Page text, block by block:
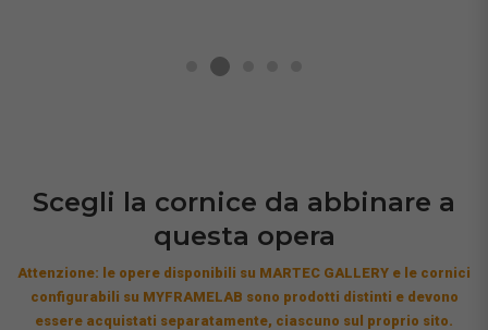
Scegli la cornice da abbinare a
questa opera
Attenzione: le opere disponibili su MARTEC GALLERY e le cornici
configurabili su MYFRAMELAB sono prodotti distinti e devono
essere acquistati separatamente, ciascuno sul proprio sito.